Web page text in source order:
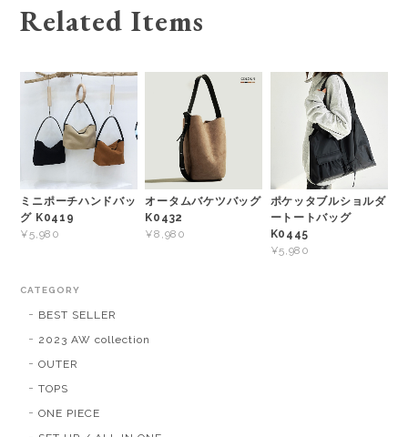
Related Items
ミニポーチハンドバッ
グ K0419
¥5,980
オータムバケツバッグ
K0432
¥8,980
ポケッタブルショルダ
ートートバッグ
K0445
¥5,980
CATEGORY
BEST SELLER
2023 AW collection
OUTER
TOPS
ONE PIECE